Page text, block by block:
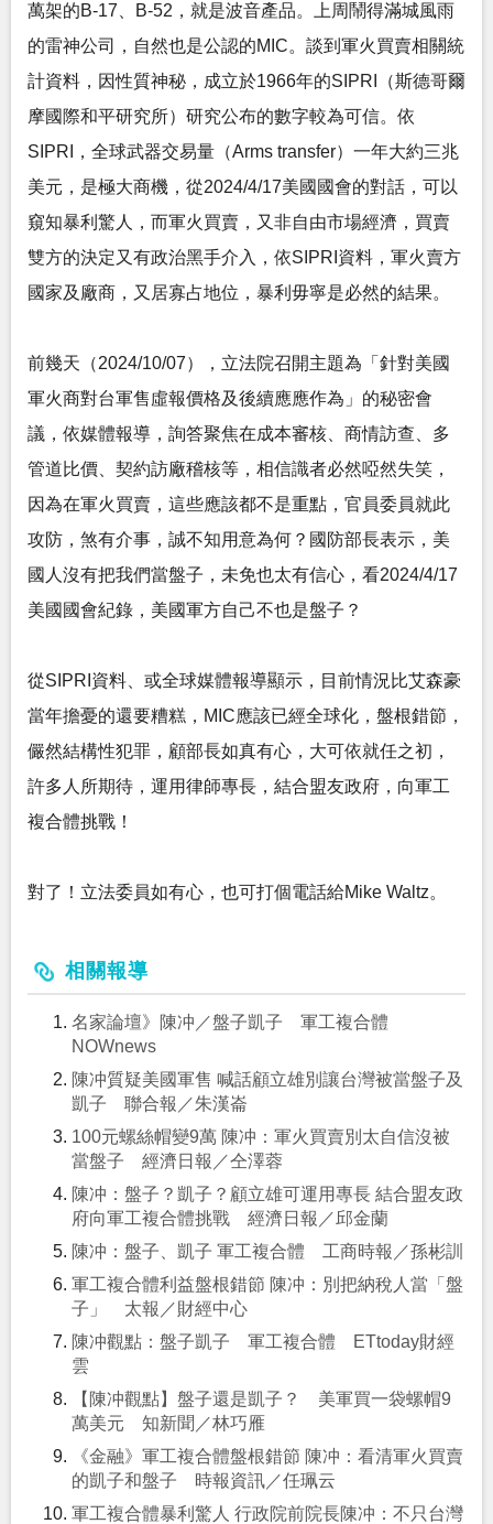
萬架的B-17、B-52，就是波音產品。上周鬧得滿城風雨
的雷神公司，自然也是公認的MIC。談到軍火買賣相關統
計資料，因性質神秘，成立於1966年的SIPRI（斯德哥爾
摩國際和平研究所）研究公布的數字較為可信。依
SIPRI，全球武器交易量（Arms transfer）一年大約三兆
美元，是極大商機，從2024/4/17美國國會的對話，可以
窺知暴利驚人，而軍火買賣，又非自由市場經濟，買賣
雙方的決定又有政治黑手介入，依SIPRI資料，軍火賣方
國家及廠商，又居寡占地位，暴利毋寧是必然的結果。
前幾天（2024/10/07），立法院召開主題為「針對美國
軍火商對台軍售虛報價格及後續應應作為」的秘密會
議，依媒體報導，詢答聚焦在成本審核、商情訪查、多
管道比價、契約訪廠稽核等，相信識者必然啞然失笑，
因為在軍火買賣，這些應該都不是重點，官員委員就此
攻防，煞有介事，誠不知用意為何？國防部長表示，美
國人沒有把我們當盤子，未免也太有信心，看2024/4/17
美國國會紀錄，美國軍方自己不也是盤子？
從SIPRI資料、或全球媒體報導顯示，目前情況比艾森豪
當年擔憂的還要糟糕，MIC應該已經全球化，盤根錯節，
儼然結構性犯罪，顧部長如真有心，大可依就任之初，
許多人所期待，運用律師專長，結合盟友政府，向軍工
複合體挑戰！
對了！立法委員如有心，也可打個電話給Mike Waltz。
相關報導
名家論壇》陳冲／盤子凱子 軍工複合體
NOWnews
陳冲質疑美國軍售 喊話顧立雄別讓台灣被當盤子及
凱子 聯合報／朱漢崙
100元螺絲帽變9萬 陳冲：軍火買賣別太自信沒被
當盤子 經濟日報／仝澤蓉
陳冲：盤子？凱子？顧立雄可運用專長 結合盟友政
府向軍工複合體挑戰 經濟日報／邱金蘭
陳冲：盤子、凱子 軍工複合體 工商時報／孫彬訓
軍工複合體利益盤根錯節 陳冲：別把納稅人當「盤
子」 太報／財經中心
陳冲觀點：盤子凱子 軍工複合體 ETtoday財經
雲
【陳冲觀點】盤子還是凱子？ 美軍買一袋螺帽9
萬美元 知新聞／林巧雁
《金融》軍工複合體盤根錯節 陳冲：看清軍火買賣
的凱子和盤子 時報資訊／任珮云
軍工複合體暴利驚人 行政院前院長陳冲：不只台灣